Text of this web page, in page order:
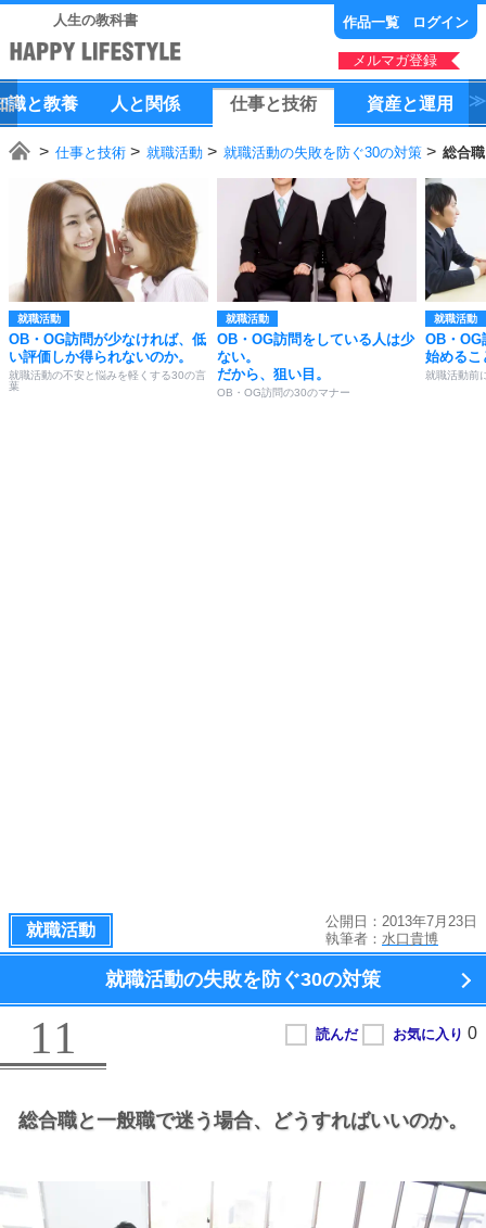
人生の教科書 作品一覧 ログイン
メルマガ登録
識と教養 人 と 関係 仕事と技術 資産と運用
仕事と技術 就職活動 就職活動の失敗を防ぐ30の対策 総合
就職活動
OB・OG訪問が少なければ、低
い評価しか得られないのか。
就職活動の不安と悩みを軽くする30の言
葉
就職活動
OB・OG訪問をしている人は少
ない。
だから、狙い目。
OB・OG訪問の30のマナー
就職活動
OB・OG
始めるこ
就職活動前
就職活動
公開日：2013年7月23日
執筆者： 水口貴博
就職活動の失敗を防ぐ30の対策
11
総合職と一般職で迷う場合、 どうすればいいのか。